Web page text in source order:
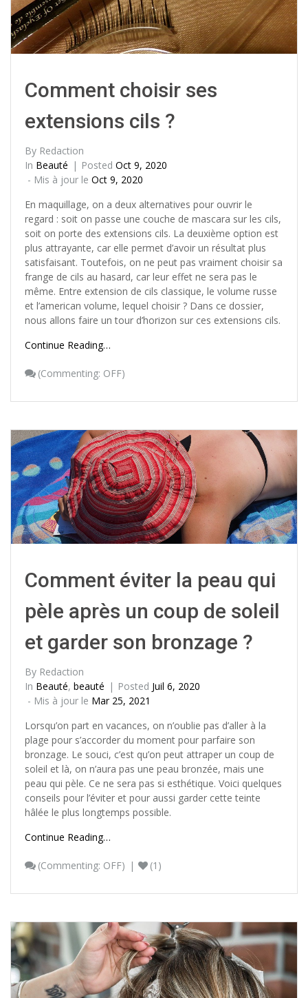
Comment choisir ses
extensions cils ?
By Redaction
In Beauté Posted Oct 9, 2020
- Mis à jour le Oct 9, 2020
En maquillage, on a deux alternatives pour ouvrir le
regard : soit on passe une couche de mascara sur les cils,
soit on porte des extensions cils. La deuxième option est
plus attrayante, car elle permet d’avoir un résultat plus
satisfaisant. Toutefois, on ne peut pas vraiment choisir sa
frange de cils au hasard, car leur effet ne sera pas le
même. Entre extension de cils classique, le volume russe
et l’american volume, lequel choisir ? Dans ce dossier,
nous allons faire un tour d’horizon sur ces extensions cils.
Continue Reading…
(Commenting: OFF)
Comment éviter la peau qui
pèle après un coup de soleil
et garder son bronzage ?
By Redaction
In Beauté, beauté Posted Juil 6, 2020
- Mis à jour le Mar 25, 2021
Lorsqu’on part en vacances, on n’oublie pas d’aller à la
plage pour s’accorder du moment pour parfaire son
bronzage. Le souci, c’est qu’on peut attraper un coup de
soleil et là, on n’aura pas une peau bronzée, mais une
peau qui pèle. Ce ne sera pas si esthétique. Voici quelques
conseils pour l’éviter et pour aussi garder cette teinte
hâlée le plus longtemps possible.
Continue Reading…
(Commenting: OFF) (1)